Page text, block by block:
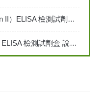
大鼠 尾加壓素II（Urotensin II）ELISA 檢測試劑說明書
大鼠 白細胞介素-6（IL-6）ELISA 檢測試劑盒 說明書